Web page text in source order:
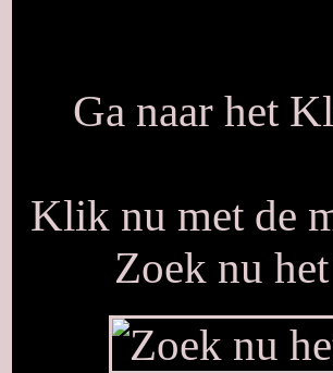
Ga naar het
Klik nu met de
Zoek nu